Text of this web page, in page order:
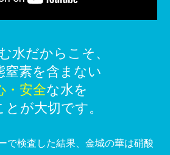
水だからこそ、
窒素を含まない
・安全な水を
とが大切です。
で検査した結果、 金城の華は硝酸